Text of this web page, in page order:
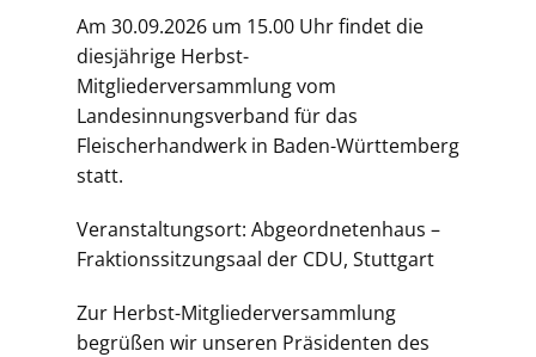
Am 30.09.2026 um 15.00 Uhr findet die
diesjährige Herbst-
Mitgliederversammlung vom
Landesinnungsverband für das
Fleischerhandwerk in Baden-Württemberg
statt.
Veranstaltungsort: Abgeordnetenhaus –
Fraktionssitzungsaal der CDU, Stuttgart
Zur Herbst-Mitgliederversammlung
begrüßen wir unseren Präsidenten des